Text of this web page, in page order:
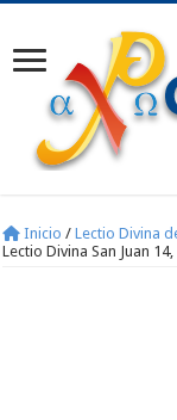
Inicio / Lectio Divina
Lectio Divina San Juan